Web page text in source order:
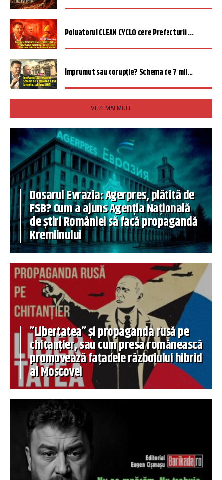
Poluatorul CLEAN CYCLO cere Prefecturii ...
Împrumut sau corupție? Schema de 7 mil...
VEZI MAI MULT
Dosarul Evrazia: Agerpres, plătită de
FSB? Cum a ajuns Agenția Națională
de știri României să facă propagandă
Kremlinului
”Libertatea” și propaganda rusă pe
chitanțier, sau cum presa românească
promovează fațadele războiului hibrid
al Moscovei